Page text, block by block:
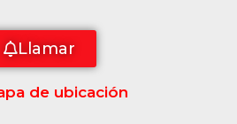
Llamar
de ubicación